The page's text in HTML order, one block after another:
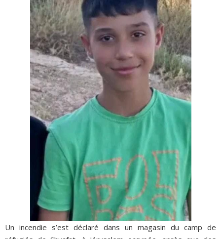
Un incendie s’est déclaré dans un magasin du camp de